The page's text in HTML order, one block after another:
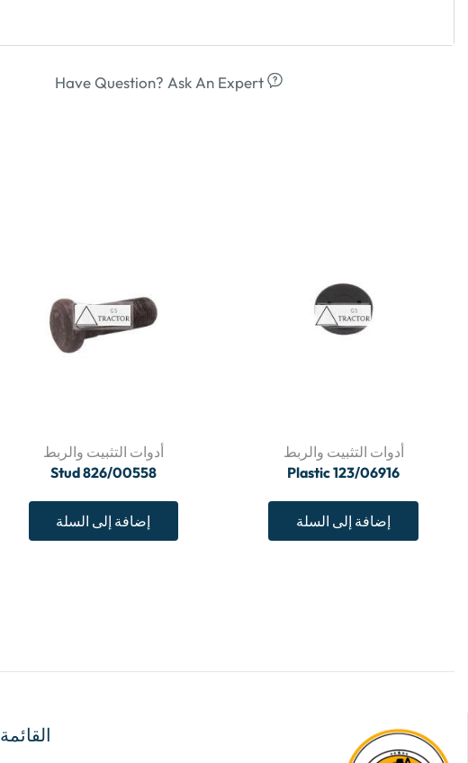
Have Question? Ask An Expert
أدوات التثبيت والربط
Plastic 123/06916
إضافة إلى السلة
أدوات التثبيت والربط
Stud 826/00558
إضافة إلى السلة
القائمة